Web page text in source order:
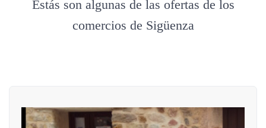
Estás son algunas de las ofertas de los
comercios de Sigüenza